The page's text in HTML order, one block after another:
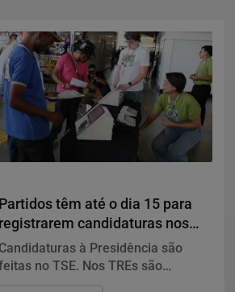
Partidos têm até o dia 15 para
registrarem candidaturas nos
tribunais
Candidaturas à Presidência são
no TSE. Nos TREs são